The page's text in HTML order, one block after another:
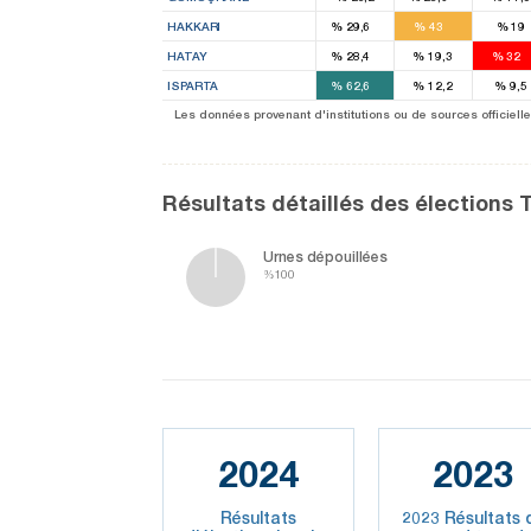
HAKKARI %29,6
1
%43
1
%19
HATAY %28,4 % 19,3 %32
ISPARTA %62,6 % 12,2 %9,5
33
Les données provenant d'institutions ou de sources
Résultats détaillés des élections
Urnes dépouillées
%100
2024
Résultats
2023
2023 Résultats